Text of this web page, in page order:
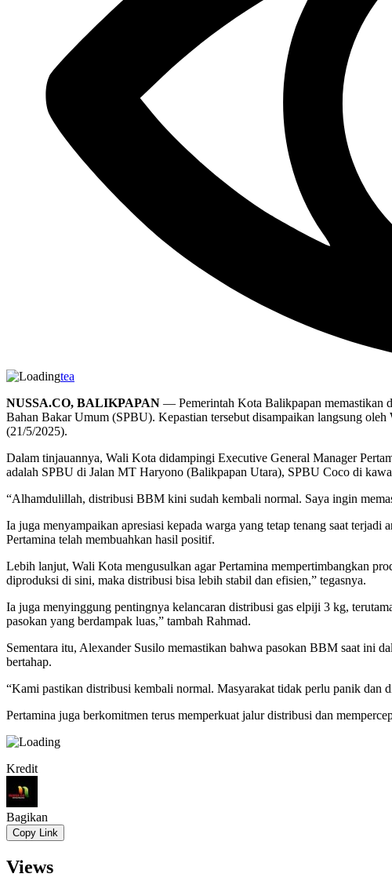
tea
NUSSA.CO, BALIKPAPAN — Pemerintah Kota Balikpapan memastikan
Bahan Bakar Umum (SPBU). Kepastian tersebut disampaikan langsung
(21/5/2025).
Dalam tinjauannya, Wali Kota didampingi Executive General Manager
adalah SPBU di Jalan MT Haryono (Balikpapan Utara), SPBU Coco di
“Alhamdulillah, distribusi BBM kini sudah kembali normal. Saya ingin
Ia juga menyampaikan apresiasi kepada warga yang tetap tenang saat
Pertamina telah membuahkan hasil positif.
Lebih lanjut, Wali Kota mengusulkan agar Pertamina mempertimbangkan
diproduksi di sini, maka distribusi bisa lebih stabil dan efisien,” tegasnya.
Ia juga menyinggung pentingnya kelancaran distribusi gas elpiji 3 kg,
pasokan yang berdampak luas,” tambah Rahmad.
Sementara itu, Alexander Susilo memastikan bahwa pasokan BBM saat ini
bertahap.
“Kami pastikan distribusi kembali normal. Masyarakat tidak perlu panik dan
Pertamina juga berkomitmen terus memperkuat jalur distribusi dan
Kredit
Bagikan
Copy Link
Views